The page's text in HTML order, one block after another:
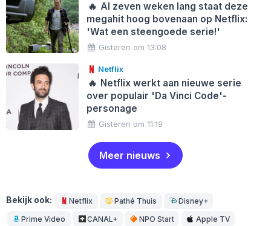
🔥 Al zeven weken lang staat deze
megahit hoog bovenaan op Netflix:
'Wat een steengoede serie!'
Gisteren om 13:08
Netflix
🔥 Netflix werkt aan nieuwe serie
over populair 'Da Vinci Code'-
personage
Gisteren om 11:19
Meer nieuws
Bekijk ook: Netflix Pathé Thuis Disney+
Prime Video CANAL+ NPO Start Apple TV